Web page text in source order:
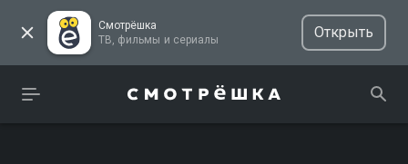
Смотрёшка
ТВ, фильмы и сериалы
Открыть